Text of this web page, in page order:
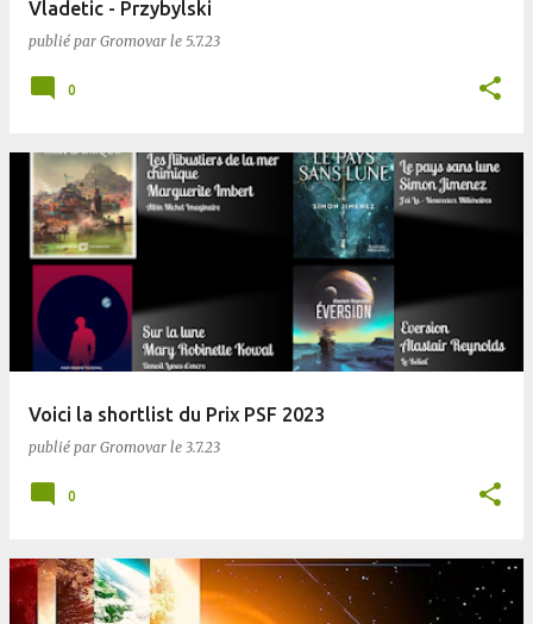
Vladetic - Przybylski
publié par Gromovar le 5.7.23
0
Voici la shortlist du Prix PSF 2023
publié par Gromovar le 3.7.23
0